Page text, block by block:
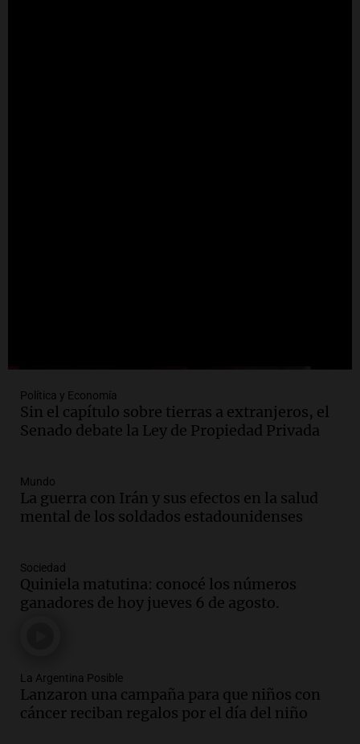
Política y Economía
Sin el capítulo sobre tierras a extranjeros, el
Senado debate la Ley de Propiedad Privada
Mundo
La guerra con Irán y sus efectos en la salud
mental de los soldados estadounidenses
Sociedad
Quiniela matutina: conocé los números
ganadores de hoy jueves 6 de agosto.
La Argentina Posible
Lanzaron una campaña para que niños con
cáncer reciban regalos por el día del niño